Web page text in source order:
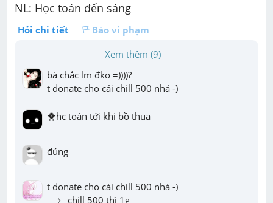
NL: Học toán đến sáng
Hỏi chi tiết
Báo vi phạm
Xem thêm (9)
bà chắc lm đko =))))?
t donate cho cái chill 500 nhá -)
🐥hc toán tới khi bồ thua
đúng
→
→ chill 500 thì 1g